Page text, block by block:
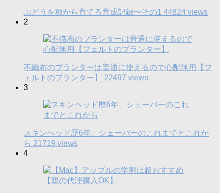
ぶどうを種から育てる育成記録〜その1 44824 views
2
不織布のプランターは普通に使えるので心配無用【フ
ェルトのプランター】 22497 views
3
スキンヘッド歴6年、シェーバーのこれまでとこれか
ら 21719 views
4